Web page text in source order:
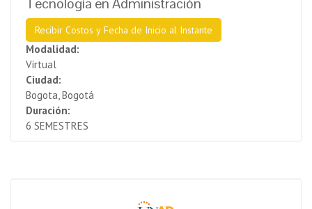
Recibir Costos y Fecha de Inicio al Instante
Modalidad:
Virtual
Ciudad:
Bogota, Bogotá
Duración:
6 SEMESTRES